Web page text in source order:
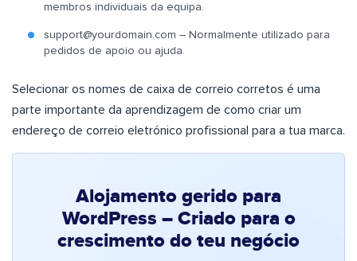
membros individuais da equipa.
support@yourdomain.com – Normalmente utilizado para
pedidos de apoio ou ajuda.
Selecionar os nomes de caixa de correio corretos é uma
parte importante da aprendizagem de como criar um
endereço de correio eletrónico profissional para a tua marca.
Alojamento gerido para
WordPress – Criado para o
crescimento do teu negócio